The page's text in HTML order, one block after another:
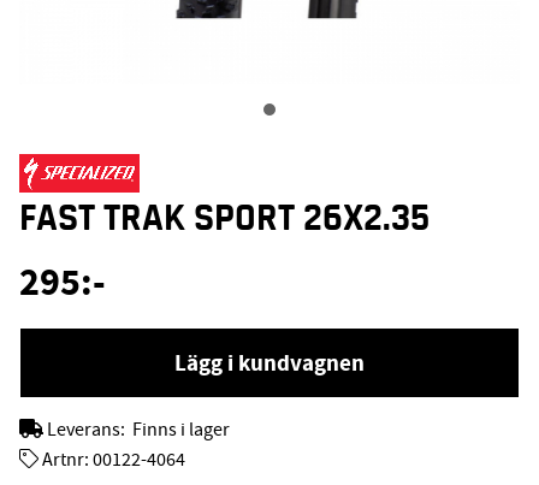
FAST TRAK SPORT 26X2.35
295:-
Lägg i kundvagnen
Leverans: Finns i lager
Artnr: 00122-4064